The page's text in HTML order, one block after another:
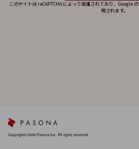
このサイトは reCAPTCHA によって保護されており、Google の
用されます。
Copyright© 2026 Pasona Inc. All rights reserved.